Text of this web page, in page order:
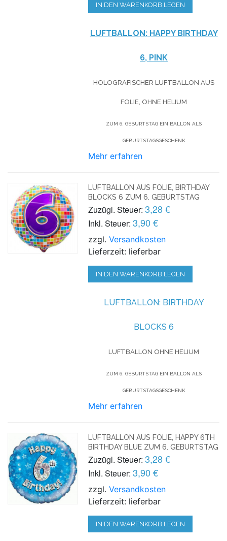
IN DEN WARENKORB LEGEN
LUFTBALLON:HAPPY BIRTHDAY
6, PINK
HOLOGRAFISCHER LUFTBALLON AUS
FOLIE, OHNE HELIUM
ZUM 6. GEBURTSTAG EIN BALLON ALS
GEBURTSTAGSGESCHENK
Mehr erfahren
LUFTBALLON AUS FOLIE, BIRTHDAY
BLOCKS 6 ZUM 6. GEBURTSTAG
Zuzügl. Steuer: 3,28 €
Inkl. Steuer: 3,90 €
zzgl.Versandkosten
Lieferzeit: lieferbar
IN DEN WARENKORB LEGEN
LUFTBALLON:BIRTHDAY
BLOCKS 6
LUFTBALLON OHNE HELIUM
ZUM 6. GEBURTSTAG EIN BALLON ALS
GEBURTSTAGSGESCHENK
Mehr erfahren
LUFTBALLON AUS FOLIE, HAPPY 6TH
BIRTHDAY BLUE ZUM 6. GEBURTSTAG
Zuzügl. Steuer: 3,28 €
Inkl. Steuer: 3,90 €
zzgl.Versandkosten
Lieferzeit: lieferbar
IN DEN WARENKORB LEGEN